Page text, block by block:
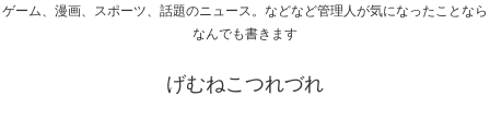
ゲーム、漫画、スポーツ、話題のニュース。などなど管理人が気になったことなら
なんでも書きます
げむねこつれづれ